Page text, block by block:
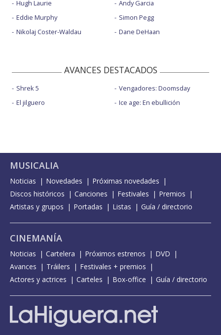
Hugh Laurie
Eddie Murphy
Nikolaj Coster-Waldau
Andy Garcia
Simon Pegg
Dane DeHaan
AVANCES DESTACADOS
Shrek 5
El jilguero
Vengadores: Doomsday
Ice age: En ebullición
MUSICALIA
Noticias Novedades
Próximas novedades
Discos históricos
Canciones Festivales
Premios
Artistas y grupos
Portadas Listas Guía / directorio
CINEMANÍA
Noticias Cartelera Próximos estrenos
DVD
Avances
Tráilers
Festivales + premios
Actores y actrices
Carteles Box-office Guía / directorio